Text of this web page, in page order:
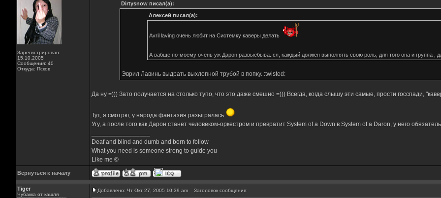
Зарегистрирован:
15.10.2005
Сообщения: 40
Откуда: Псков
Dirtysnow писал(а):
Алексей писал(а):
Avril laving очень любит на Системку каверы делать
А вабще по-моему очень уж Дарон развыёбыва..ся, каждый должен выполнять свою роль, для того она и группа ,
Эврил Лавинь выдрать выхлопной трубой в попку. :twisted:
Да ну =))) Зато получается на столько тупо, что это даже смешно =))) Всегда, когда слышу эти самые, прости госспади,
Тут, я смотрю, у народа фантазия разыгралась
Угу, а после того как Дарон станет человеком-оркестром и превратит System of a Down в System of a Daron, у него
Deaf and blind and dumb and born to follow
What you need is someone strong to guide you
Like me ©
Вернуться к началу
Tiger
Чубакка от кашля
Добавлено: Чт Окт 27, 2005 10:39 am Заголовок сообщения: